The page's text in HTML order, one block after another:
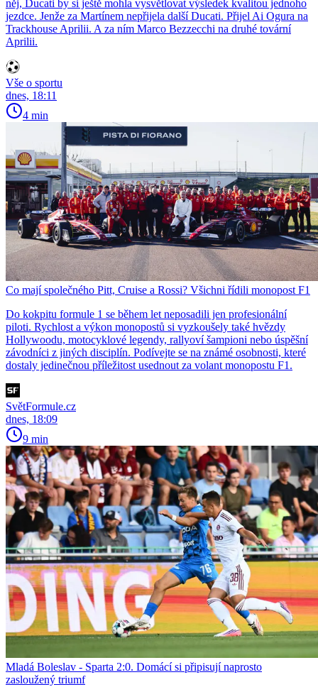
něj, Ducati by si ještě mohla vysvětlovat výsledek kvalitou jednoho
jezdce. Jenže za Martínem nepřijela další Ducati. Přijel Ai Ogura na
Trackhouse Aprilii. A za ním Marco Bezzecchi na druhé tovární
Aprilii.
Vše o sportu
dnes, 18:11
4 min
Co mají společného Pitt, Cruise a Rossi? Všichni řídili monopost F1
Do kokpitu formule 1 se během let neposadili jen profesionální
piloti. Rychlost a výkon monopostů si vyzkoušely také hvězdy
Hollywoodu, motocyklové legendy, rallyoví šampioni nebo úspěšní
závodníci z jiných disciplín. Podívejte se na známé osobnosti, které
dostaly jedinečnou příležitost usednout za volant monopostu F1.
SvětFormule.cz
dnes, 18:09
9 min
Mladá Boleslav - Sparta 2:0. Domácí si připisují naprosto
zasloužený triumf